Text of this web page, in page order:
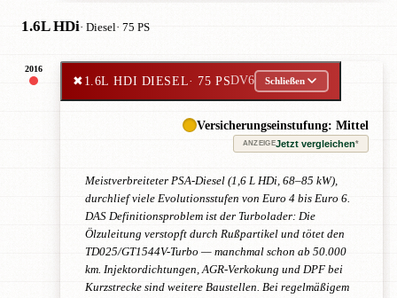
1.6L HDi· Diesel· 75 PS
2016
✖1.6L HDI DIESEL· 75 PSDV6 Schließen
Versicherungseinstufung: Mittel
ANZEIGEJetzt vergleichen*
Meistverbreiteter PSA-Diesel (1,6 L HDi, 68–85 kW),
durchlief viele Evolutionsstufen von Euro 4 bis Euro 6.
DAS Definitionsproblem ist der Turbolader: Die
Ölzuleitung verstopft durch Rußpartikel und tötet den
TD025/GT1544V-Turbo — manchmal schon ab 50.000
km. Injektordichtungen, AGR-Verkokung und DPF bei
Kurzstrecke sind weitere Baustellen. Bei regelmäßigem